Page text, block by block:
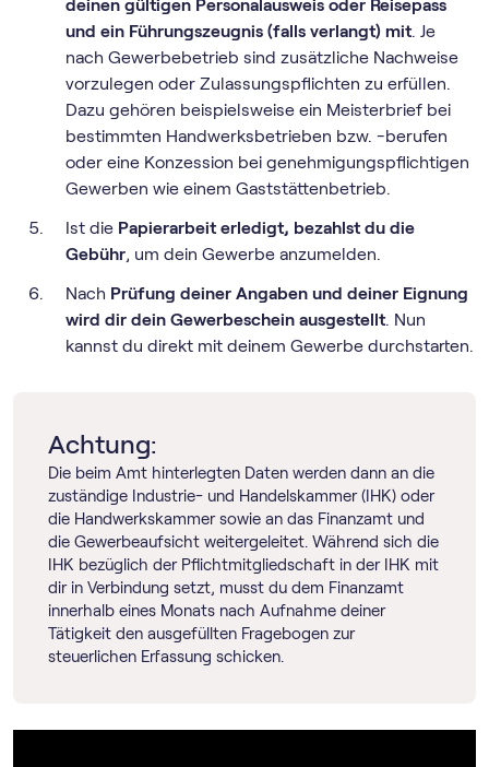
deinen gültigen Personalausweis oder Reisepass
und ein Führungszeugnis (falls verlangt) mit. Je
nach Gewerbebetrieb sind zusätzliche Nachweise
vorzulegen oder Zulassungspflichten zu erfüllen.
Dazu gehören beispielsweise ein Meisterbrief bei
bestimmten Handwerksbetrieben bzw. -berufen
oder eine Konzession bei genehmigungspflichtigen
Gewerben wie einem Gaststättenbetrieb.
Ist die Papierarbeit erledigt, bezahlst du die
Gebühr, um dein Gewerbe anzumelden.
Nach Prüfung deiner Angaben und deiner Eignung
wird dir dein Gewerbeschein ausgestellt. Nun
kannst du direkt mit deinem Gewerbe durchstarten.
Achtung:
Die beim Amt hinterlegten Daten werden dann an die
zuständige Industrie- und Handelskammer (IHK) oder
die Handwerkskammer sowie an das Finanzamt und
die Gewerbeaufsicht weitergeleitet. Während sich die
IHK bezüglich der Pflichtmitgliedschaft in der IHK mit
dir in Verbindung setzt, musst du dem Finanzamt
innerhalb eines Monats nach Aufnahme deiner
Tätigkeit den ausgefüllten Fragebogen zur
steuerlichen Erfassung schicken.